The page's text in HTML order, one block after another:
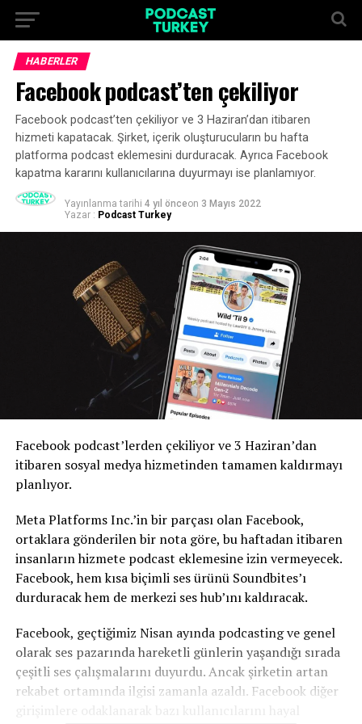
HABERLER
Facebook podcast’ten çekiliyor
Facebook podcast’ten çekiliyor ve 3 Haziran’dan itibaren
hizmeti kapatacak. Şirket, içerik oluşturucuların bu hafta
platforma podcast eklemesini durduracak. Ayrıca Facebook
kapatma kararını kullanıcılarına duyurmayı ise planlamıyor.
Yayınlanma tarihi 4 yıl önceon 3 Mayıs 2022
Yazar : Podcast Turkey
Facebook podcast’lerden çekiliyor ve 3 Haziran’dan
itibaren sosyal medya hizmetinden tamamen kaldırmayı
planlıyor.
Meta Platforms Inc.’in bir parçası olan Facebook,
ortaklara gönderilen bir nota göre, bu haftadan itibaren
insanların hizmete podcast eklemesine izin vermeyecek.
Facebook, hem kısa biçimli ses ürünü Soundbites’ı
durduracak hem de merkezi ses hub’ını kaldıracak.
Facebook, geçtiğimiz Nisan ayında podcasting ve genel
olarak ses pazarında hareketli günlerin yaşandığı sırada
çeşitli ses çalışmalarını duyurdu. Ancak şirketin artan
rekabet ortamında ilgisi zamanla azaldı. Facebook diğer